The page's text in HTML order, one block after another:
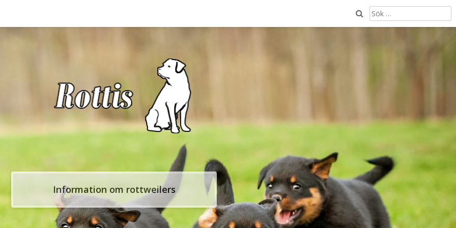
SÖK
EFTER:
Information om rottweilers